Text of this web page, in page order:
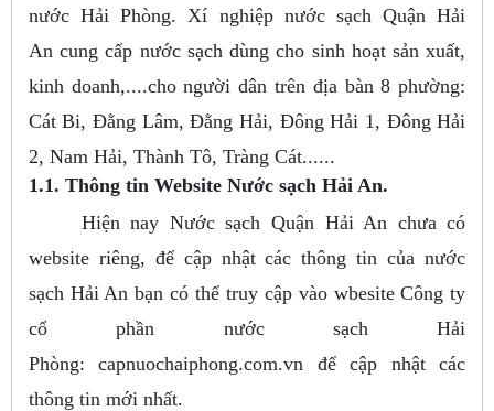
nước Hải Phòng. Xí nghiệp nước sạch Quận Hải
An cung cấp nước sạch dùng cho sinh hoạt sản xuất,
kinh doanh,....cho người dân trên địa bàn 8 phường:
Cát Bi, Đằng Lâm, Đằng Hải, Đông Hải 1, Đông Hải
2, Nam Hải, Thành Tô, Tràng Cát......
1.1. Thông tin Website Nước sạch Hải An.
Hiện nay Nước sạch Quận Hải An chưa có
website riêng, để cập nhật các thông tin của nước
sạch Hải An bạn có thể truy cập vào wbesite Công ty
cổ phần nước sạch Hải
Phòng: capnuochaiphong.com.vn để cập nhật các
thông tin mới nhất.